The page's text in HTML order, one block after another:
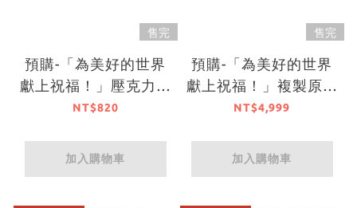
售完
預購-「為美好的世界
獻上祝福！」壓克力板
動畫播放10周年紀念
NT$820
加入購物車
售完
預購-「為美好的世界
獻上祝福！」複製原畫
動畫播放10周年紀念
NT$4,999
加入購物車